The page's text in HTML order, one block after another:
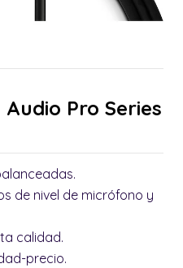
Pro Series
de nivel de micrófono y
calidad.
precio.